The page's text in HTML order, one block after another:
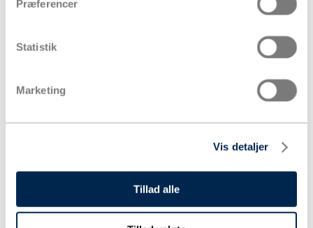
Præferencer
Statistik
Marketing
Vis detaljer
Tillad alle